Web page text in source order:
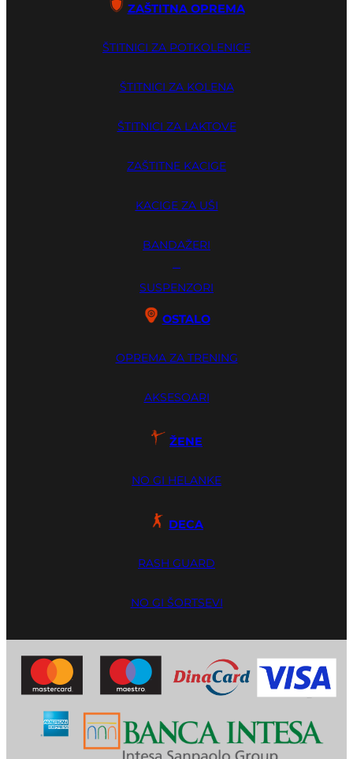
ZAŠTITNA OPREMA
ŠTITNICI ZA POTKOLENICE
ŠTITNICI ZA KOLENA
ŠTITNICI ZA LAKTOVE
ZAŠTITNE KACIGE
KACIGE ZA UŠI
BANDAŽERI
SUSPENZORI
OSTALO
OPREMA ZA TRENING
AKSESOARI
ŽENE
NO GI HELANKE
DECA
RASH GUARD
NO GI ŠORTSEVI